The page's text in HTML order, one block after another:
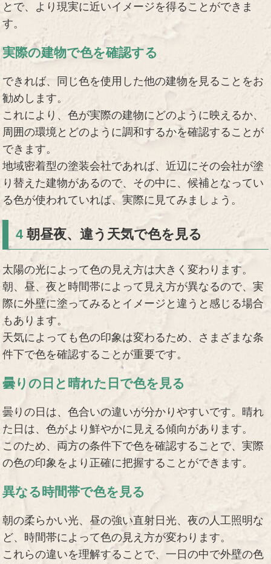
とで、より現実に近いイメージを得ることができま
す。
実際の建物で色を確認する
できれば、同じ色を使用した他の建物を見ることをお
勧めします。
これにより、色が実際の建物にどのように映えるか、
周囲の環境とどのように調和するかを確認することが
できます。
地域密着型の塗装会社であれば、近辺にその会社が塗
り替えた建物があるので、その中に、候補となってい
る色が使われていれば、実際に見てみましょう。
4朝昼夜、違う天気で色を見る
太陽の光によって色の見え方は大きく変わります。
朝、昼、夜と時間帯によって見え方が異なるので、実
際に外壁に塗ってみるとイメージと違うと感じる場合
もあります。
天気によっても色の印象は変わるため、さまざまな条
件下で色を確認することが重要です。
曇りの日と晴れた日で色を見る
曇りの日は、色合いの違いが分かりやすいです。晴れ
た日は、色がより鮮やかに見える傾向があります。
このため、両方の条件下で色を確認することで、実際
の色の印象をより正確に把握することができます。
異なる時間帯で色を見る
朝の柔らかい光、昼の強い直射日光、夜の人工照明な
ど、時間帯によって色の見え方が変わります。
これらの違いを理解することで、一日の中で外壁の色